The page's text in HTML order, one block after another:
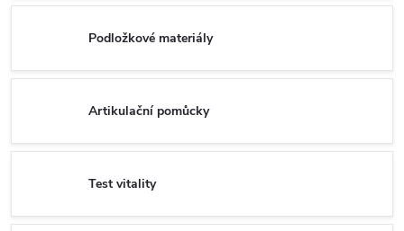
Podložkové materiály
Artikulační pomůcky
Test vitality